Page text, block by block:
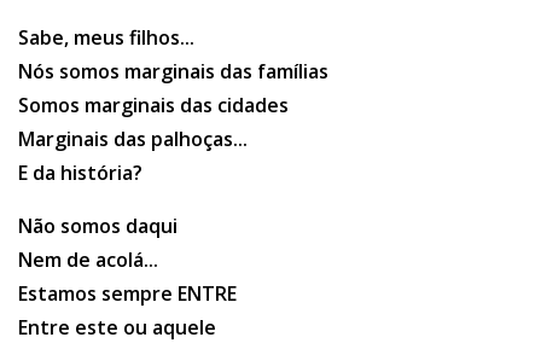
Sabe, meus filhos...
Nós somos marginais das famílias
Somos marginais das cidades
Marginais das palhoças...
E da história?
Não somos daqui
Nem de acolá...
Estamos sempre ENTRE
Entre este ou aquele